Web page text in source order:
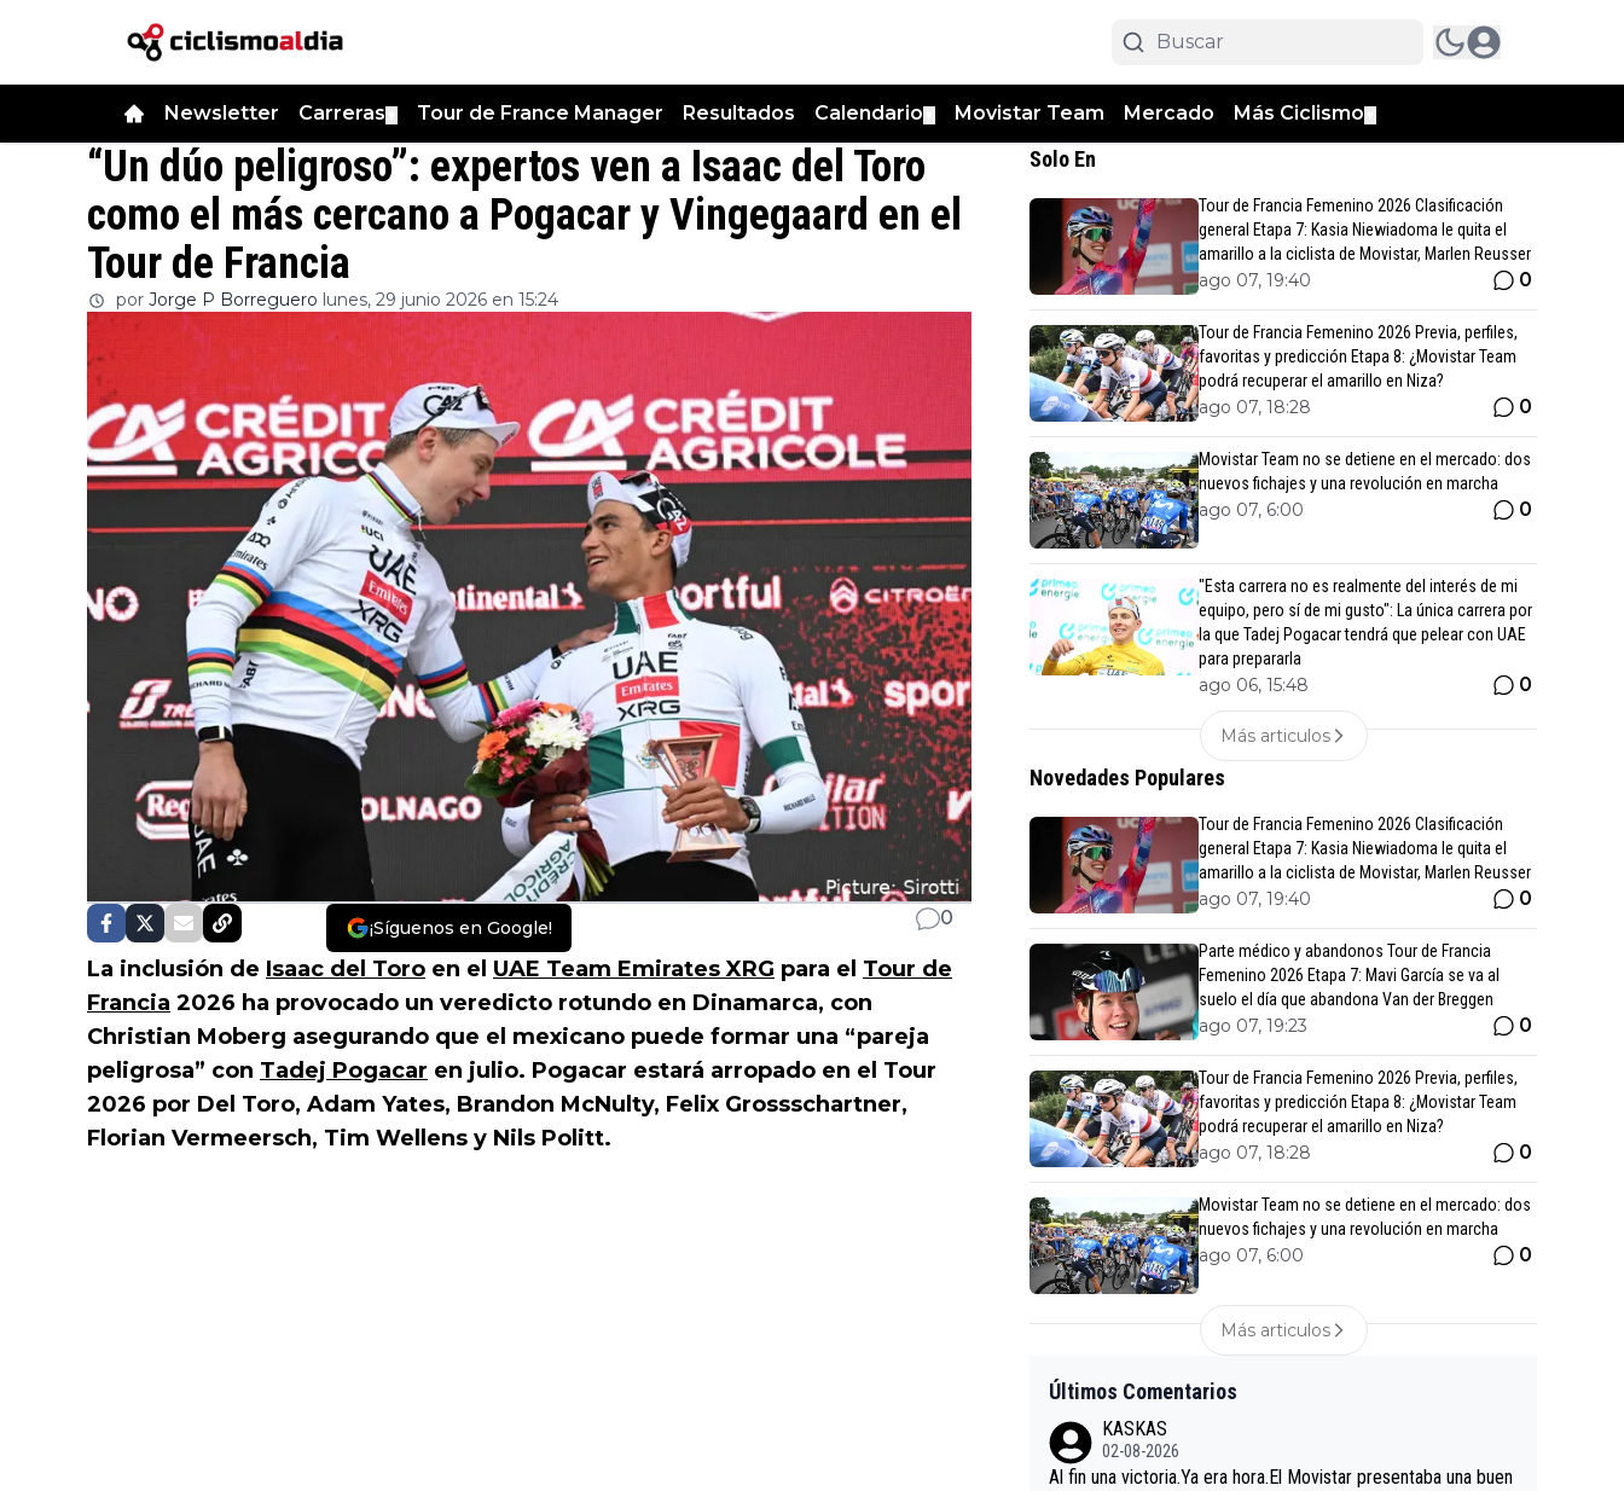
Newsletter Carreras Tour de France Manager Resultados Calendario Movistar Team Mercado Más Ciclismo
“Un dúo peligroso”: expertos ven a Isaac del Toro
como el más cercano a Pogacar y Vingegaard en el
Tour de Francia
por Jorge P Borreguero lunes, 29 junio 2026 en 15:24
¡Síguenos en Google! 0
La inclusión de Isaac del Toro en el UAE Team Emirates XRG para el Tour de
Francia 2026 ha provocado un veredicto rotundo en Dinamarca, con
Christian Moberg asegurando que el mexicano puede formar una “pareja
peligrosa” con Tadej Pogacar en julio. Pogacar estará arropado en el Tour
2026 por Del Toro, Adam Yates, Brandon McNulty, Felix Grossschartner,
Florian Vermeersch, Tim Wellens y Nils Politt.
Solo En
Tour de Francia Femenino 2026 Clasificación
general Etapa 7: Kasia Niewiadoma le quita el
amarillo a la ciclista de Movistar, Marlen Reusser
ago 07, 19:40 0
Tour de Francia Femenino 2026 Previa, perfiles,
favoritas y predicción Etapa 8: ¿Movistar Team
podrá recuperar el amarillo en Niza?
ago 07, 18:28 0
Movistar Team no se detiene en el mercado: dos
nuevos fichajes y una revolución en marcha
ago 07, 6:00 0
"Esta carrera no es realmente del interés de mi
equipo, pero sí de mi gusto": La única carrera por
la que Tadej Pogacar tendrá que pelear con UAE
para prepararla
ago 06, 15:48 0
Más articulos
Novedades Populares
Tour de Francia Femenino 2026 Clasificación
general Etapa 7: Kasia Niewiadoma le quita el
amarillo a la ciclista de Movistar, Marlen Reusser
ago 07, 19:40 0
Parte médico y abandonos Tour de Francia
Femenino 2026 Etapa 7: Mavi García se va al
suelo el día que abandona Van der Breggen
ago 07, 19:23 0
Tour de Francia Femenino 2026 Previa, perfiles,
favoritas y predicción Etapa 8: ¿Movistar Team
podrá recuperar el amarillo en Niza?
ago 07, 18:28 0
Movistar Team no se detiene en el mercado: dos
nuevos fichajes y una revolución en marcha
ago 07, 6:00 0
Más articulos
Últimos Comentarios
KASKAS
02-08-2026
Al fin una victoria.Ya era hora.El Movistar presentaba una buen